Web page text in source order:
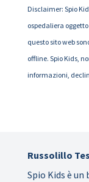
Disclaimer: Spio
ospedaliera
questo sito web
offline. Spio Kids,
informazioni,
Russolillo
Spio Kids è un